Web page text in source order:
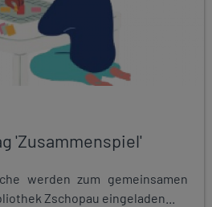
'Zusammenspiel'
werden zum gemeinsamen
Zschopau eingeladen...